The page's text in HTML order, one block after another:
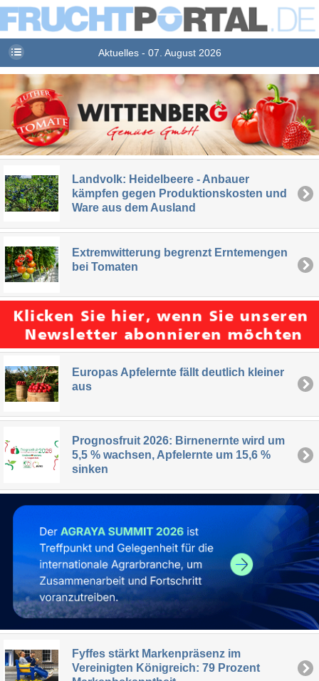
Aktuelles - 07. August 2026
Landvolk: Heidelbeere - Anbauer
kämpfen gegen Produktionskosten und
Ware aus dem Ausland
Extremwitterung begrenzt Erntemengen
bei Tomaten
Europas Apfelernte fällt deutlich kleiner
aus
Prognosfruit 2026: Birnenernte wird um
5,5 % wachsen, Apfelernte um 15,6 %
sinken
Fyffes stärkt Markenpräsenz im
Vereinigten Königreich: 79 Prozent